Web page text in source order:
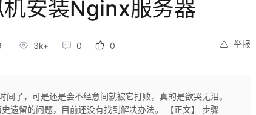
安装Nginx服务器
举报
3k+ 0 0
了，可是还是会不经意间就被它打败，真的是欲哭无泪。
遗留的问题，目前还没有找到解决办法。 【正文】 步骤